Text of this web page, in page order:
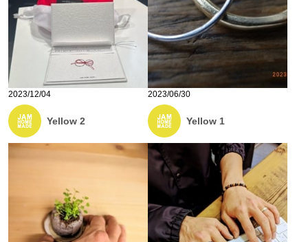
2023/12/04
Yellow 2
2023/06/30
Yellow 1